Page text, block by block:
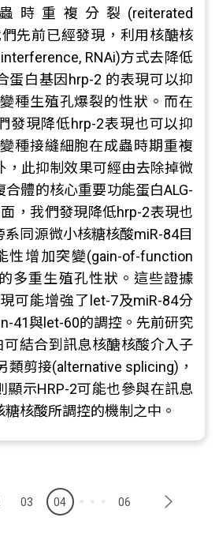
時重複分裂(reiterated
先前已經發現，利用核醣核
RNAi)方式去降低
蛋白基因hrp-2 的表現可以抑
種生殖孔爆裂的性狀。而在
發現降低hrp-2表現也可以抑
種接縫細胞在成蟲時期重複
，此抑制效果可經由去除掉微
體的核心重要功能蛋白ALG-
，我們發現降低hrp-2表現也
同源微小核糖核酸miR-84目
性增加突變(gain-of-function
多重生殖孔性狀。這些證據
可能增強了let-7及miR-84分
41與let-60的調控。先前研究
可結合到訊息核醣核酸介入子
類剪接(alternative splicing)，
顯示HRP-2可能也參與在訊息
核酸所調控的機制之中。
03 04 06